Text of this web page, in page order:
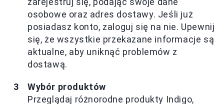
osobowe oraz adres dostawy. Jeśli już
posiadasz konto, zaloguj się na nie. Upewnij
się, że wszystkie przekazane informacje są
aktualne, aby uniknąć problemów z
dostawą.
Wybór produktów
Przeglądaj różnorodne produkty Indigo,